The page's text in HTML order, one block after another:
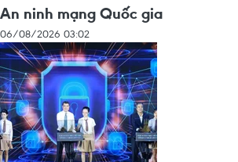
An ninh mạng Quốc gia
06/08/2026 03:02